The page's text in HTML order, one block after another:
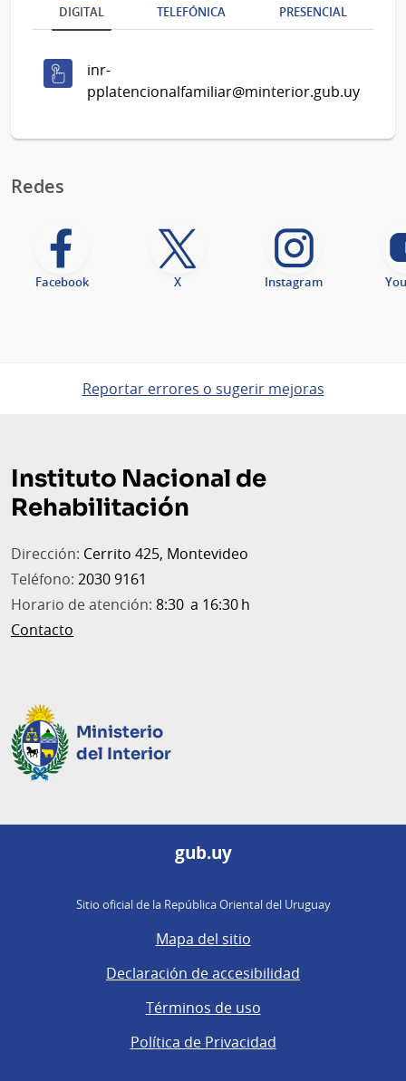
DIGITAL TELEFÓNICA PRESENCIAL
inr-
pplatencionalfamiliar@minterior.gub.uy
Redes
Facebook X Instagram
Reportar errores o sugerir mejoras
de
página
Instituto Nacional de
Rehabilitación
Dirección: Cerrito 425, Montevideo
Teléfono: 2030 9161
Horario de atención: 8:30 a 16:30 h
Contacto
Ministerio
del Interior
gub.uy
Sitio oficial de la República Oriental del Uruguay
Mapa del sitio
Declaración de accesibilidad
Términos de uso
Política de Privacidad